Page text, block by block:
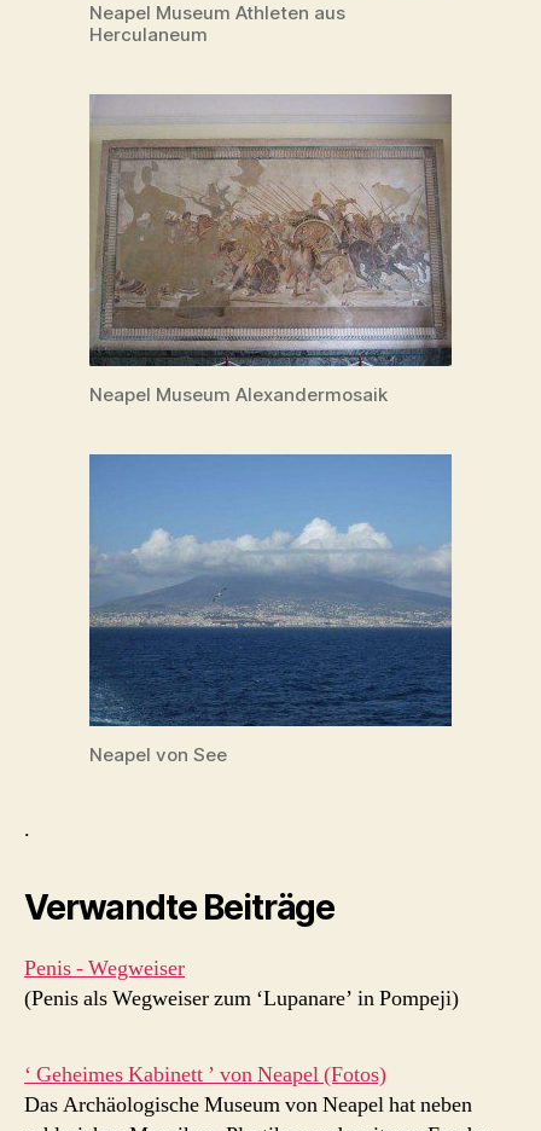
Neapel Museum Athleten aus
Herculaneum
Neapel Museum Alexandermosaik
Neapel von See
.
Verwandte Beiträge
Penis - Wegweiser
(Penis als Wegweiser zum ‘Lupanare’ in Pompeji)
‘ Geheimes Kabinett ’ von Neapel (Fotos)
Das Archäologische Museum von Neapel hat neben